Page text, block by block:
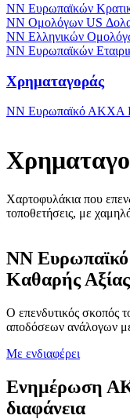
NN Ευρωπαϊκών
NN Oμολόγων US
ΝΝ Ελληνικών
NN Ευρωπαϊκών
Χρηματαγοράς
NN Ευρωπαϊκό ΑΚΧΑ
Χαρτοφυλάκια που
τοποθετήσεις, με
NN
Καθαρής
O επενδυτικός σκοπός
αποδόσεων ανάλογων
Με ενδιαφέρει
Ενημέρωση
διαφάνεια